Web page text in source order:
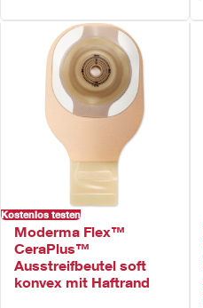
Kostenlos testen
Moderma Flex™
CeraPlus™
Ausstreifbeutel soft
konvex mit Haftrand